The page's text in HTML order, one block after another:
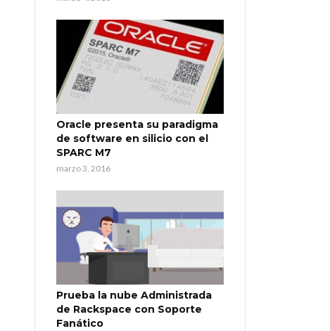
Oracle presenta su paradigma
de software en silicio con el
SPARC M7
marzo 3, 2016
Prueba la nube Administrada
de Rackspace con Soporte
Fanático